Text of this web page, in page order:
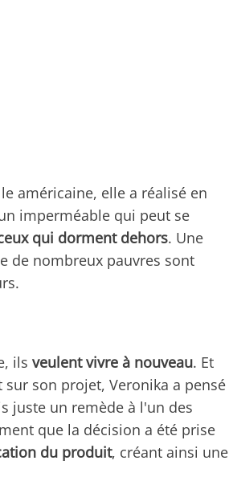
américaine, elle a réalisé en
imperméable qui peut se
qui dorment dehors. Une
de nombreux pauvres sont
ils veulent vivre à nouveau. Et
son projet, Veronika a pensé
juste un remède à l'un des
que la décision a été prise
du produit, créant ainsi une